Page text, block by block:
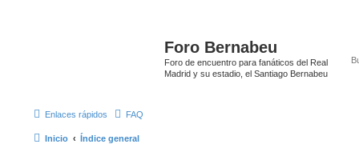
Foro Bernabeu
Foro de encuentro para fanáticos del Real
Madrid y su estadio, el Santiago Bernabeu
Enlaces rápidos FAQ
Inicio Índice general